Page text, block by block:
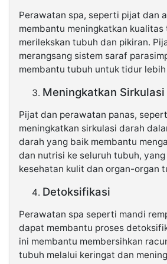
Perawatan spa, seperti pijat dan
membantu meningkatkan
merilekskan tubuh dan pikiran.
merangsang sistem saraf
membantu tubuh untuk tidur
Meningkatkan Sirkulasi
Pijat dan perawatan panas,
meningkatkan sirkulasi darah
darah yang baik membantu
dan nutrisi ke seluruh tubuh,
kesehatan kulit dan organ-organ
Detoksifikasi
Perawatan spa seperti mandi
dapat membantu proses
ini membantu membersihkan
tubuh melalui keringat dan